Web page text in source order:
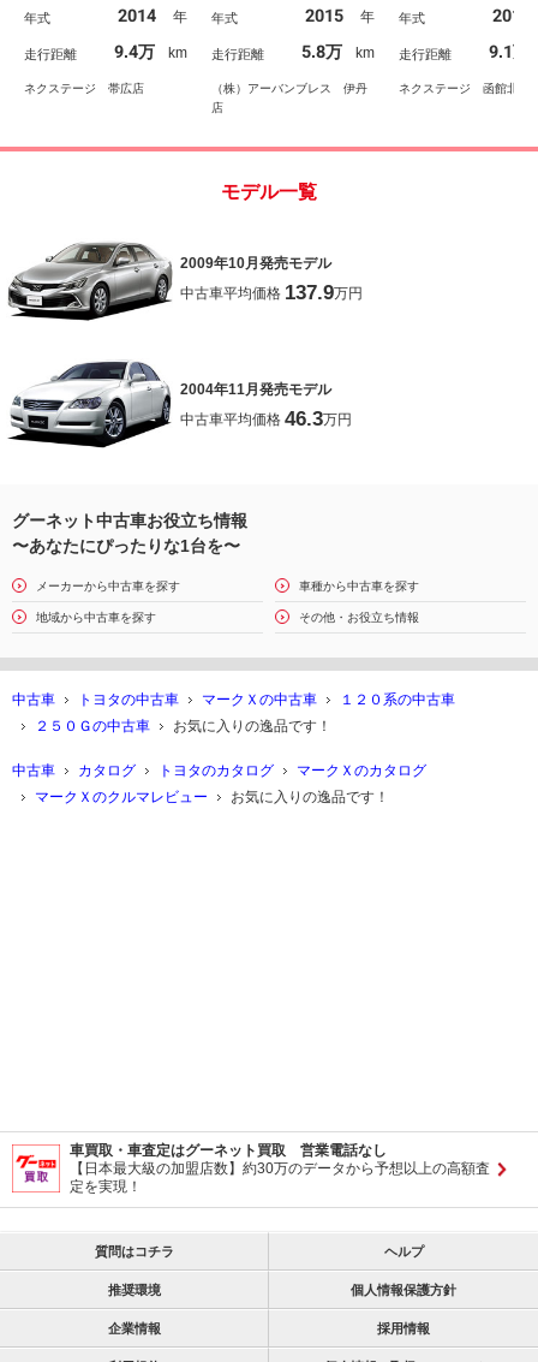
ッシュスタート 純正１
６インチアルミ 革巻き
ステアリング
年式 2014 年
走行距離 9.4万 km
ネクステージ 帯広店
ト パワーシート スマ
ートキー／プッシュスタ
ート 社外１８ＡＷ 革
巻きハンドル／ステアス
イッチ
年式 2015 年
走行距離 5.8万 km
（株）アーバンブレス 伊丹
店
イト パワーシー
ュアルエアコン Ｂ
ｅｔｏｏｔｈ ＤＶ
生 フルセグ 電動
ドアミラー
年式 2011
走行距離 9.1万
ネクステージ 函館北斗
モデル一覧
2009年10月発売モデル
中古車平均価格 137.9万円
2004年11月発売モデル
中古車平均価格 46.3万円
グーネット中古車お役立ち情報
〜あなたにぴったりな1台を〜
メーカーから中古車を探す 車種から中古車を探す
地域から中古車を探す その他・お役立ち情報
中古車 トヨタの中古車 マークＸの中古車
１２０系の中古車
２５０Ｇの中古車
お気に入りの逸品です！
中古車 カタログ トヨタのカタログ
マークＸのカタログ
マークＸのクルマレビュー
お気に入りの逸品です！
車買取・車査定はグーネット買取 営業電話なし
【日本最大級の加盟店数】約30万のデータから予想以上の高額査
定を実現！
質問はコチラ ヘルプ
推奨環境 個人情報保護方針
企業情報 採用情報